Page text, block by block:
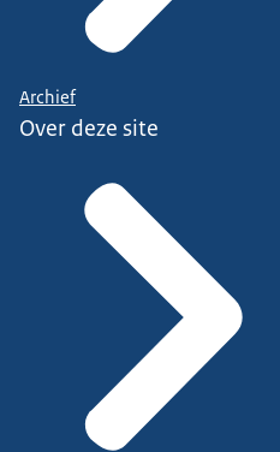
Archief
Over deze site